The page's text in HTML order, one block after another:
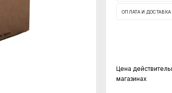
ОПЛАТА И ДОСТАВКА
Цена
магазинах